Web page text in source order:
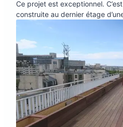
Ce projet est exceptionnel.
construite au dernier étage